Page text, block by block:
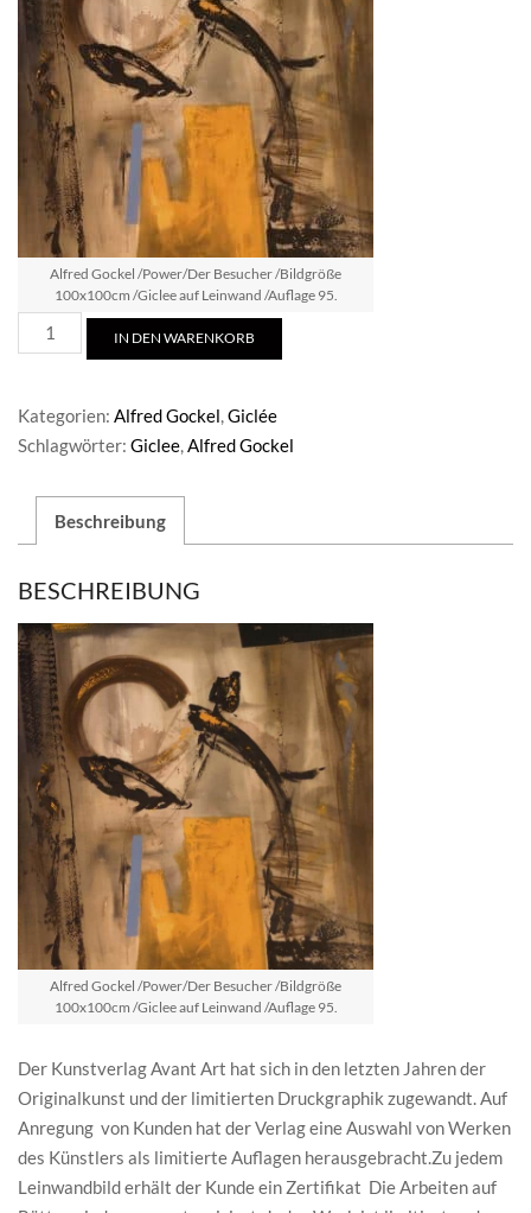
Alfred Gockel /Power/Der Besucher /Bildgröße
100x100cm /Giclee auf Leinwand /Auflage 95.
Alfred
Gockel
Menge
IN DEN WARENKORB
Kategorien: Alfred Gockel,Giclée
Schlagwörter: Giclee,Alfred Gockel
Beschreibung
BESCHREIBUNG
Alfred Gockel /Power/Der Besucher /Bildgröße
100x100cm /Giclee auf Leinwand /Auflage 95.
Der Kunstverlag Avant Art hat sich in den letzten Jahren der
Originalkunst und der limitierten Druckgraphik zugewandt. Auf
Anregung von Kunden hat der Verlag eine Auswahl von Werken
des Künstlers als limitierte Auflagen herausgebracht.Zu jedem
Leinwandbild erhält der Kunde ein Zertifikat Die Arbeiten auf